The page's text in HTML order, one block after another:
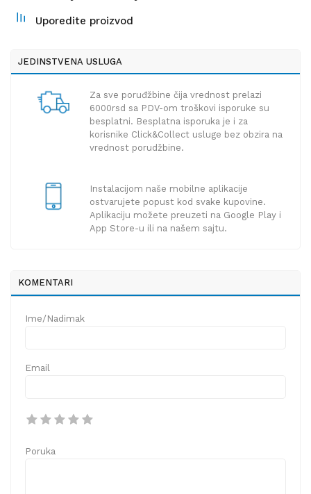
Uporedite proizvod
JEDINSTVENA USLUGA
Za sve poruđžbine čija vrednost prelazi
6000rsd sa PDV-om troškovi isporuke su
besplatni. Besplatna isporuka je i za
korisnike Click&Collect usluge bez obzira na
vrednost porudžbine.
Instalacijom naše mobilne aplikacije
ostvarujete popust kod svake kupovine.
Aplikaciju možete preuzeti na Google Play i
App Store-u ili na našem sajtu.
KOMENTARI
Ime/Nadimak
Email
Poruka